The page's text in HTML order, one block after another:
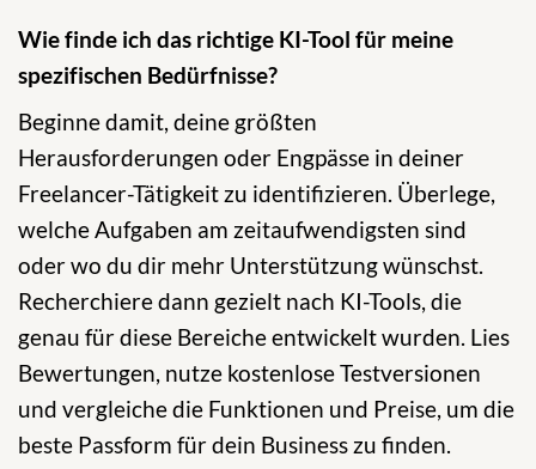
Wie finde ich das richtige KI-Tool für meine
spezifischen Bedürfnisse?
Beginne damit, deine größten
Herausforderungen oder Engpässe in deiner
Freelancer-Tätigkeit zu identifizieren. Überlege,
welche Aufgaben am zeitaufwendigsten sind
oder wo du dir mehr Unterstützung wünschst.
Recherchiere dann gezielt nach KI-Tools, die
genau für diese Bereiche entwickelt wurden. Lies
Bewertungen, nutze kostenlose Testversionen
und vergleiche die Funktionen und Preise, um die
beste Passform für dein Business zu finden.